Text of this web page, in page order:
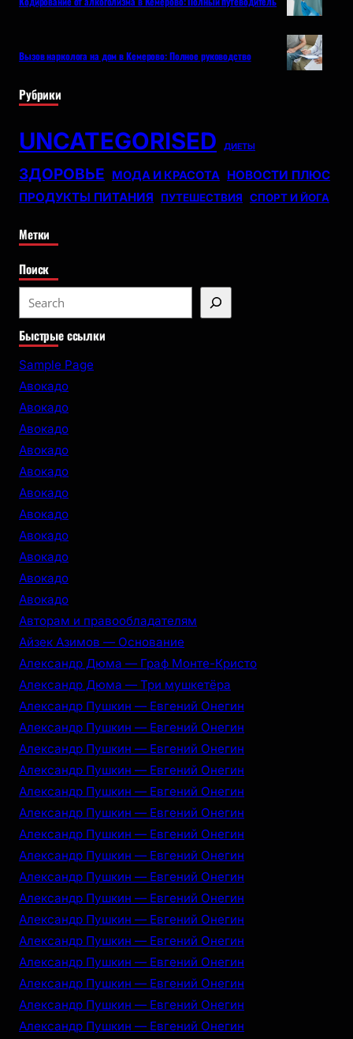
Вызов нарколога на дом в Кемерово: Полное руководство
Рубрики
UNCATEGORISED ДИЕТЫ
ЗДОРОВЬЕ МОДА И КРАСОТА НОВОСТИ ПЛЮС
ПРОДУКТЫ ПИТАНИЯ
ПУТЕШЕСТВИЯ СПОРТ И ЙОГА
Метки
Поиск
e
a
r
Быстрые ссылки
Sample Page
Авокадо
Авокадо
Авокадо
Авокадо
Авокадо
Авокадо
Авокадо
Авокадо
Авокадо
Авокадо
Авокадо
Авторам и правообладателям
Айзек Азимов — Основание
Александр Дюма — Граф Монте-Кристо
Александр Дюма — Три мушкетёра
Александр Пушкин — Евгений Онегин
Александр Пушкин — Евгений Онегин
Александр Пушкин — Евгений Онегин
Александр Пушкин — Евгений Онегин
Александр Пушкин — Евгений Онегин
Александр Пушкин — Евгений Онегин
Александр Пушкин — Евгений Онегин
Александр Пушкин — Евгений Онегин
Александр Пушкин — Евгений Онегин
Александр Пушкин — Евгений Онегин
Александр Пушкин — Евгений Онегин
Александр Пушкин — Евгений Онегин
Александр Пушкин — Евгений Онегин
Александр Пушкин — Евгений Онегин
Александр Пушкин — Евгений Онегин
Александр Пушкин — Евгений Онегин